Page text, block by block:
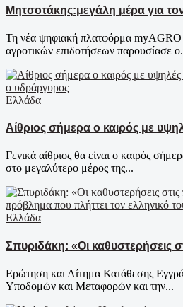
Μητσοτάκης:μεγάλη μέρα για
Τη νέα ψηφιακή πλατφόρμα myAGRO
αγροτικών επιδοτήσεων παρουσίασε
Ελλάδα
Αίθριος σήμερα ο καιρός με
Γενικά αίθριος θα είναι ο καιρός
στο μεγαλύτερο μέρος της...
Ελλάδα
Σπυριδάκη: «Οι καθυστερήσεις
Ερώτηση και Αίτημα Κατάθεσης
Υποδομών και Μεταφορών και την...